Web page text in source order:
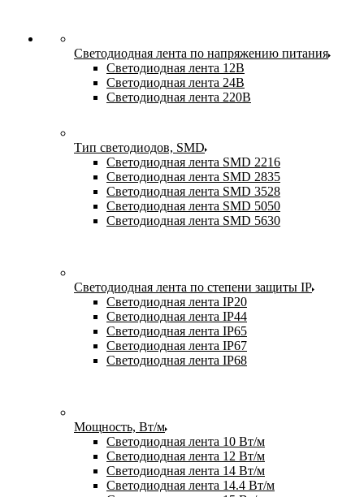
Светодиодная лента по напряжению питания
Светодиодная лента 12В
Светодиодная лента 24В
Светодиодная лента 220В
Тип светодиодов, SMD
Cветодиодная лента SMD 2216
Светодиодная лента SMD 2835
Светодиодная лента SMD 3528
Светодиодная лента SMD 5050
Светодиодная лента SMD 5630
Светодиодная лента по степени защиты IP
Светодиодная лента IP20
Светодиодная лента IP44
Светодиодная лента IP65
Светодиодная лента IP67
Светодиодная лента IP68
Мощность, Вт/м
Светодиодная лента 10 Вт/м
Светодиодная лента 12 Вт/м
Светодиодная лента 14 Вт/м
Светодиодная лента 14.4 Вт/м